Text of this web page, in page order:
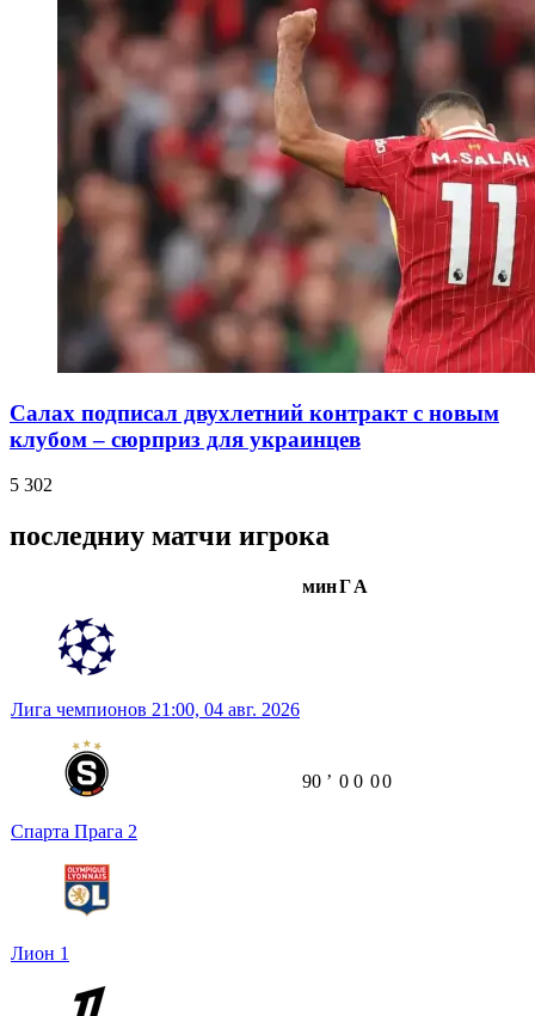
Салах подписал двухлетний контракт с новым
клубом – сюрприз для украинцев
5 302
последниу матчи игрока
минГА
Лига чемпионов 21:00, 04 авг. 2026
Спарта Прага 2
Лион 1
90 ʼ 0 0 00